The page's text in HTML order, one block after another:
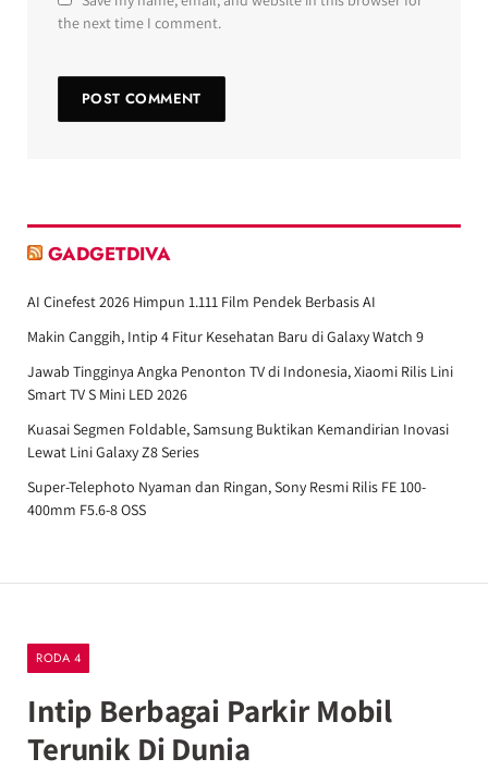
the next time I comment.
GADGETDIVA
AI Cinefest 2026 Himpun 1.111 Film Pendek Berbasis AI
Makin Canggih, Intip 4 Fitur Kesehatan Baru di Galaxy Watch 9
Jawab Tingginya Angka Penonton TV di Indonesia, Xiaomi Rilis Lini
Smart TV S Mini LED 2026
Kuasai Segmen Foldable, Samsung Buktikan Kemandirian Inovasi
Lewat Lini Galaxy Z8 Series
Super-Telephoto Nyaman dan Ringan, Sony Resmi Rilis FE 100-
400mm F5.6-8 OSS
RODA 4
Intip Berbagai Parkir Mobil
Terunik Di Dunia